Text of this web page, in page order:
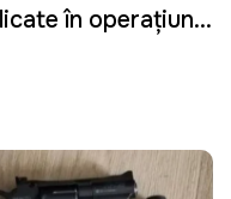
în operațiuni
restricționează